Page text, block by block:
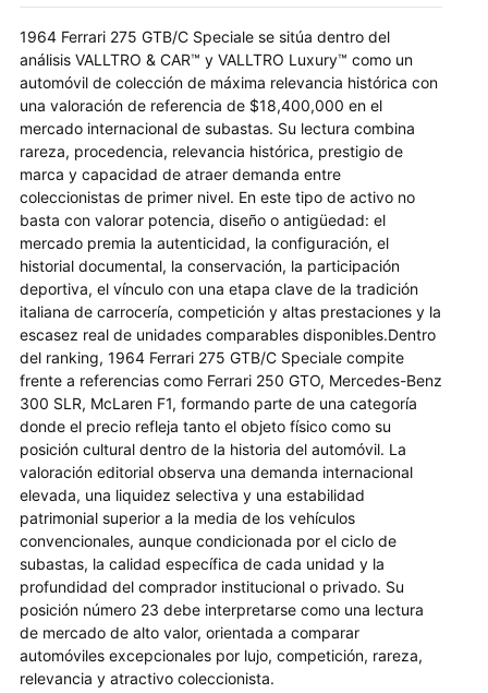
1964 Ferrari 275 GTB/C Speciale se sitúa dentro del
análisis VALLTRO & CAR™ y VALLTRO Luxury™ como un
automóvil de colección de máxima relevancia histórica con
una valoración de referencia de $18,400,000 en el
mercado internacional de subastas. Su lectura combina
rareza, procedencia, relevancia histórica, prestigio de
marca y capacidad de atraer demanda entre
coleccionistas de primer nivel. En este tipo de activo no
basta con valorar potencia, diseño o antigüedad: el
mercado premia la autenticidad, la configuración, el
historial documental, la conservación, la participación
deportiva, el vínculo con una etapa clave de la tradición
italiana de carrocería, competición y altas prestaciones y la
escasez real de unidades comparables disponibles.Dentro
del ranking, 1964 Ferrari 275 GTB/C Speciale compite
frente a referencias como Ferrari 250 GTO, Mercedes-Benz
300 SLR, McLaren F1, formando parte de una categoría
donde el precio refleja tanto el objeto físico como su
posición cultural dentro de la historia del automóvil. La
valoración editorial observa una demanda internacional
elevada, una liquidez selectiva y una estabilidad
patrimonial superior a la media de los vehículos
convencionales, aunque condicionada por el ciclo de
subastas, la calidad específica de cada unidad y la
profundidad del comprador institucional o privado. Su
posición número 23 debe interpretarse como una lectura
de mercado de alto valor, orientada a comparar
automóviles excepcionales por lujo, competición, rareza,
relevancia y atractivo coleccionista.